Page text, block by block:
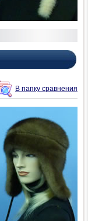
В папку сравнения